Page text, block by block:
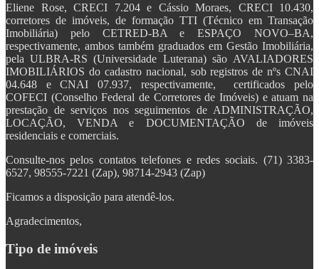
Eliene Rose, CRECI 7.204 e Cássio Moraes, CRECI 10.430,
corretores de imóveis, de formação TTI (Técnico em Transação
Imobiliária) pelo CETRED-BA e ESPAÇO NOVO–BA,
respectivamente, ambos também graduados em Gestão Imobiliária,
pela ULBRA-RS (Universidade Luterana) são AVALIADORES
IMOBILIÁRIOS do cadastro nacional, sob registros de nºs CNAI
04.648 e CNAI 07.937, respectivamente, certificados pelo
COFECI (Conselho Federal de Corretores de Imóveis) e atuam na
prestação de serviços nos seguimentos de ADMINISTRAÇÃO,
LOCAÇÃO, VENDA e DOCUMENTAÇÃO de imóveis
residenciais e comerciais.
Consulte-nos pelos contatos telefones e redes sociais. (71) 3383-
6527, 98555-7221 (Zap), 98714-2943 (Zap)
Ficamos a disposição para atendê-los.
Agradecimentos,
Tipo de imóveis